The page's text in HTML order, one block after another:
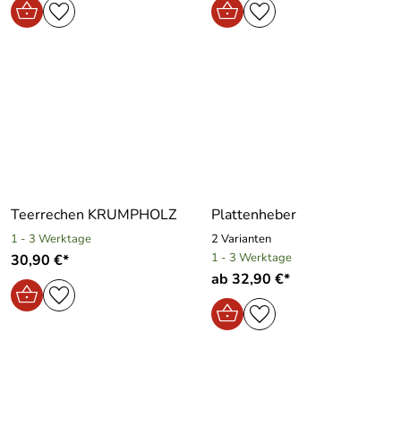
Teerrechen KRUMPHOLZ
1 - 3 Werktage
30,90 €*
Plattenheber
2 Varianten
1 - 3 Werktage
ab 32,90 €*